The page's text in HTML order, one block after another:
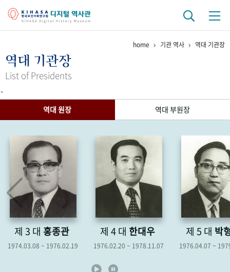
걸어온 길 기관 변천사
연구 역사
정책과 연구 키워드로 보는 연구 역사
연구자들
기록물 아카이브
사진 아카이브 문서 기록물 행정박물 영상 기록물
50+1주년 기념
성과 50선 숫자로 보는 50년 50 +1주년 광장
세계와 함께 한 KIHASA
home 기관 역사 역대 기관장
역대 기관장
List of Presidents
`
역대 원장
역대 부원장
종관 제 4 대 한대우
1976.02.20 ~ 1978.11.07
제 5 대 박형종
1976.04.07 ~ 1979.04.06